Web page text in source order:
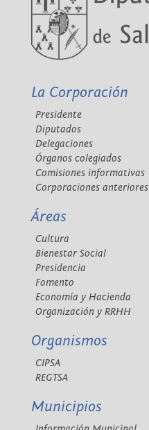
La Corporación
Presidente
Diputados
Delegaciones
Órganos colegiados
Comisiones informativas
Corporaciones anteriores
Áreas
Cultura
Bienestar Social
Presidencia
Fomento
Economía y Hacienda
Organización y RRHH
Organismos
CIPSA
REGTSA
Municipios